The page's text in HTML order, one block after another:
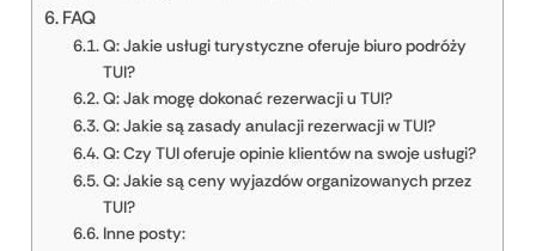
FAQ
Q: Jakie usługi turystyczne oferuje biuro podróży
TUI?
Q: Jak mogę dokonać rezerwacji u TUI?
Q: Jakie są zasady anulacji rezerwacji w TUI?
Q: Czy TUI oferuje opinie klientów na swoje usługi?
Q: Jakie są ceny wyjazdów organizowanych przez
TUI?
Inne posty: